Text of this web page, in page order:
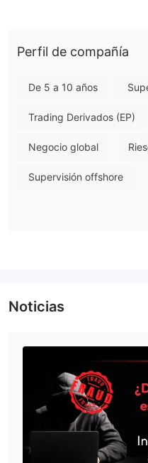
broker desde varios
final del artículo, también
vistazo.
Pros y Contras
Brokers Alternativos a
Hay muchos brokers
que buscan capacidades de
trading en línea de forex,
tecnología de vanguardia,
mercado integral.
Grand Capital– Una
brinda a los traders acceso a
tecnologías de trading
opciones de inversión.
Perfil de compañía
De 5 a 10 años
Trading Derivados (EP)
Negocio global
Supervisión offshore
Noticias